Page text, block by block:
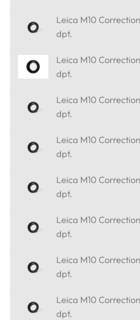
Leica M10
dpt.
Leica M10
dpt.
Leica M10
dpt.
Leica M10
dpt.
Leica M10
dpt.
Leica M10
dpt.
Leica M10
dpt.
Leica M10
dpt.